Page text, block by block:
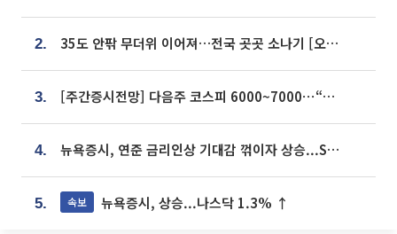
2. 35도 안팎 무더위 이어져…전국 곳곳 소나기 [오늘 날씨]
3. [주간증시전망] 다음주 코스피 6000~7000⋯“外人 수급은 정책이 변수”
4. 뉴욕증시, 연준 금리인상 기대감 꺾이자 상승...S&P500 사상 최고치 [종합]
5. 속보 뉴욕증시, 상승...나스닥 1.3% ↑